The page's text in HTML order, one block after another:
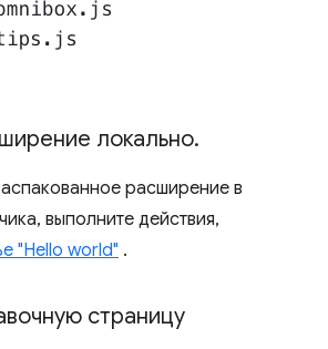
локально.
расширение в
выполните действия,
"Hello world" .
страницу